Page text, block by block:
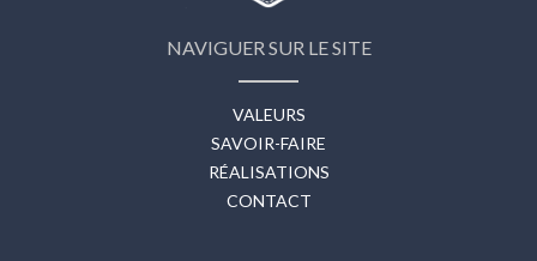
NAVIGUER SUR LE SITE
VALEURS
SAVOIR-FAIRE
RÉALISATIONS
CONTACT